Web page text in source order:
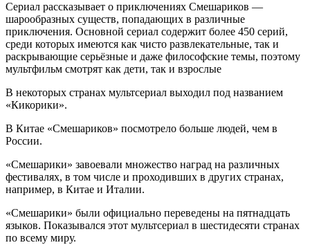
Сериал рассказывает о приключениях Смешариков —
шарообразных существ, попадающих в различные
приключения. Основной сериал содержит более 450 серий,
среди которых имеются как чисто развлекательные, так и
раскрывающие серьёзные и даже философские темы, поэтому
мультфильм смотрят как дети, так и взрослые
В некоторых странах мультсериал выходил под названием
«Кикорики».
В Китае «Смешариков» посмотрело больше людей, чем в
России.
«Смешарики» завоевали множество наград на различных
фестивалях, в том числе и проходивших в других странах,
например, в Китае и Италии.
«Смешарики» были официально переведены на пятнадцать
языков. Показывался этот мультсериал в шестидесяти странах
по всему миру.